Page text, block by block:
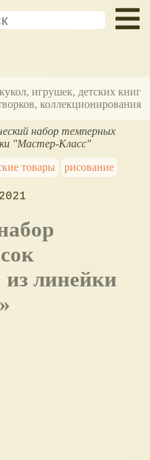
игрушек, детских книг
коллекционирования
набор темперных
"Мастер-Класс"
товары рисование
из линейки